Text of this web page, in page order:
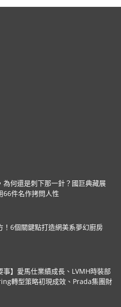
為何還是刺下那一針？國巨典藏展
66件名作拷問人性
！6個關鍵點打造網美系夢幻廚房
事】愛馬仕業績成長、LVMH時裝部
轉型策略初現成效、Prada集團財